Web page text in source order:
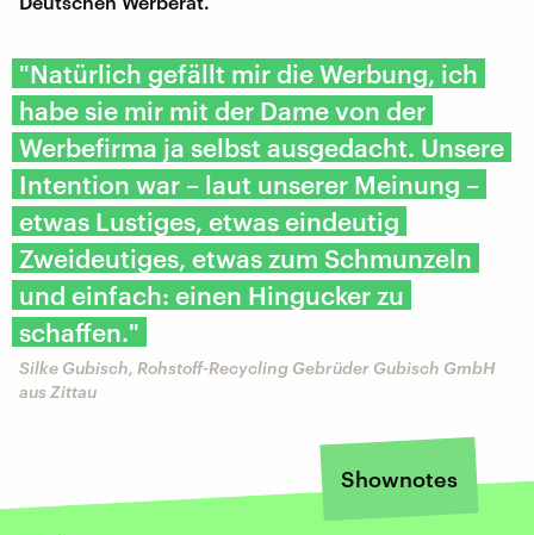
"Natürlich gefällt mir die Werbung, ich
habe sie mir mit der Dame von der
Werbefirma ja selbst ausgedacht. Unsere
Intention war – laut unserer Meinung –
etwas Lustiges, etwas eindeutig
Zweideutiges, etwas zum Schmunzeln
und einfach: einen Hingucker zu
schaffen."
Silke Gubisch, Rohstoff-Recycling Gebrüder Gubisch GmbH
aus Zittau
Shownotes